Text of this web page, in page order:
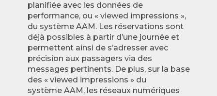
planifiée avec les données de
performance, ou « viewed impressions »,
du système AAM. Les réservations sont
déjà possibles à partir d’une journée et
permettent ainsi de s’adresser avec
précision aux passagers via des
messages pertinents. De plus, sur la base
des « viewed impressions » du
système AAM, les réseaux numériques